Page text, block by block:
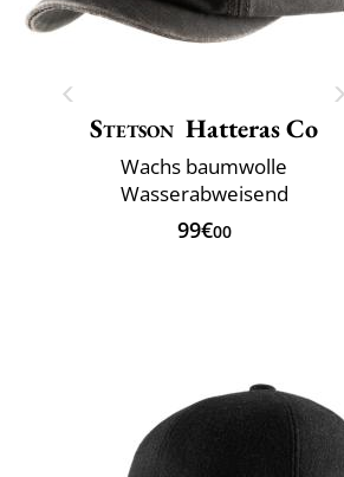
Stetson Hatteras Co
Wachs baumwolle
Wasserabweisend
99€00